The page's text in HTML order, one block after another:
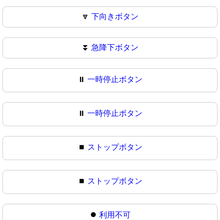
🔽 下向きボタン
⏬ 急降下ボタン
⏸️ 一時停止ボタン
⏸ 一時停止ボタン
⏹️ ストップボタン
⏹ ストップボタン
⏺️ 利用不可